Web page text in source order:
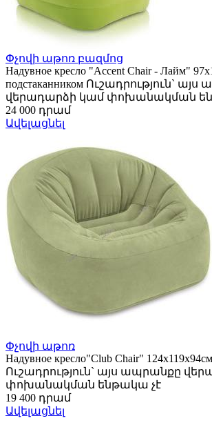
Փչովի աթոռ բազմոց
Надувное кресло "Accent Chair - Лайм"
подстаканником Ուշադրություն`
վերադարձի կամ փոխանակման
24 000 դրամ
Ավելացնել
Փչովի աթոռ
Надувное кресло"Club Chair" 124х119х94см
Ուշադրություն` այս ապրանքը
փոխանակման ենթակա չէ
19 400 դրամ
Ավելացնել